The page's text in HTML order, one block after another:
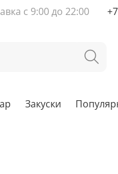
с 9:00 до 22:00
Закуски